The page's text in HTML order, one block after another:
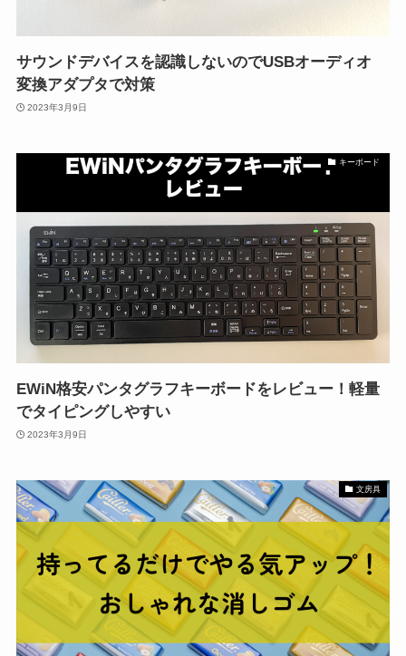
サウンドデバイスを認識しないのでUSBオーディオ
変換アダプタで対策
2023年3月9日
キーボード
EWiN格安パンタグラフキーボードをレビュー！軽量
でタイピングしやすい
2023年3月9日
文房具